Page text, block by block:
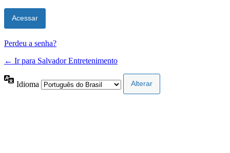
Perdeu a senha?
← Ir para Salvador Entretenimento
Idioma